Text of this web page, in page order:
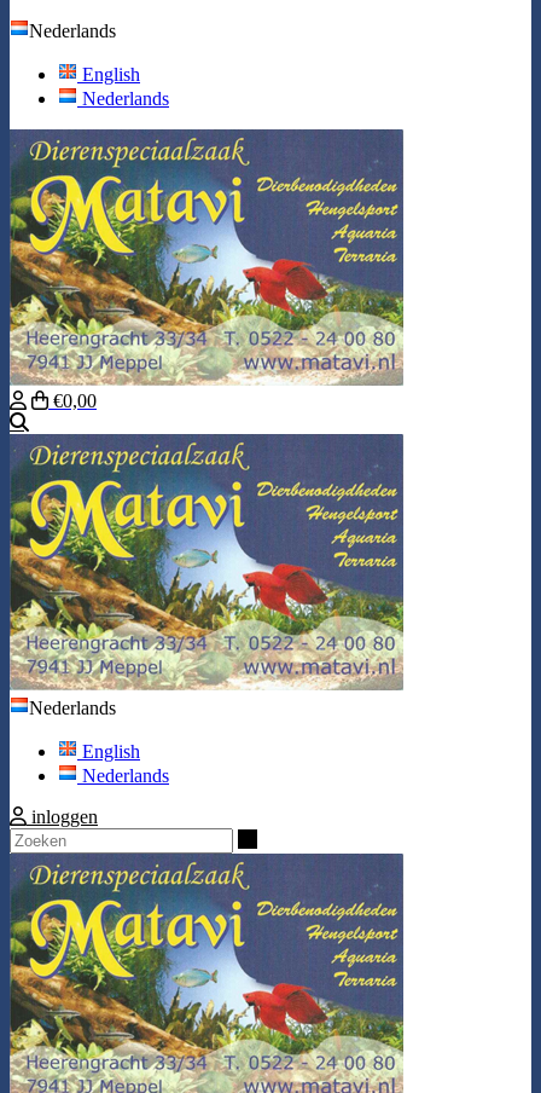
Nederlands
English
Nederlands
€0,00
Nederlands
English
Nederlands
inloggen